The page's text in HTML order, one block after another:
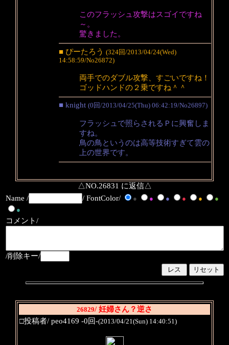
このフラッシュ攻撃はスゴイですね
～。
驚きました。
■ ぴーたろう (324回/2013/04/24(Wed)
14:58:59/No26872)
両手でのダブル攻撃、すごいですね！
ゴッドハンドの２乗ですね＾＾
■ knight (0回/2013/04/25(Thu) 06:42:19/No26897)
フラッシュで照らされるＰに興奮しま
すね。
鳥の鳥というのは高等技術すぎて雲の
上の世界です。
△NO.26831 に返信△
Name /
/ FontColor/ ● ● ● ● ●
●
●
コメント/
/削除キー/
26829/ 妊婦さん？逆さ
□投稿者/ peo4169 -0回-(2013/04/21(Sun) 14:40:51)